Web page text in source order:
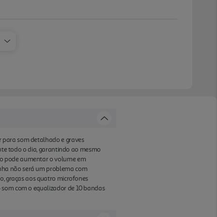
para som detalhado e graves
todo o dia, garantindo ao mesmo
pode aumentar o volume em
não será um problema com
graças aos quatro microfones
com o equalizador de 10 bandas